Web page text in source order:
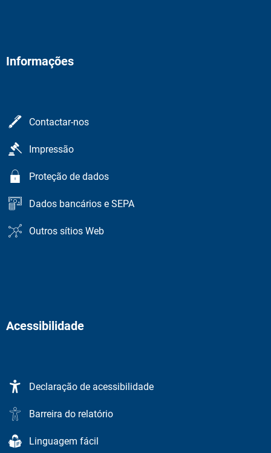
Informações
Contactar-nos
Impressão
Proteção de dados
Dados bancários e SEPA
Outros sítios Web
Acessibilidade
Declaração de acessibilidade
Barreira do relatório
Linguagem fácil